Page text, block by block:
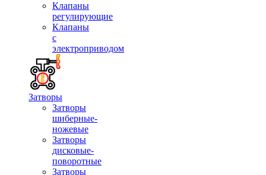
Клапаны
регулирующие
Клапаны
с
электроприводом
Затворы
Затворы
шиберные-
ножевые
Затворы
дисковые-
поворотные
Затворы